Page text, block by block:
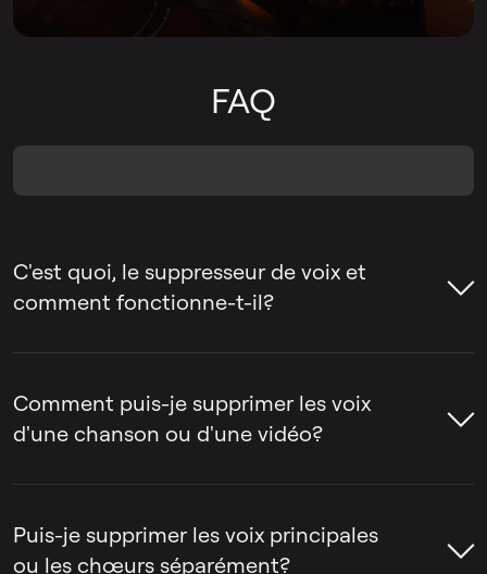
FAQ
C'est quoi, le suppresseur de voix et
comment fonctionne-t-il?
à supprimer la voix d'une chanson ou à
séparer la voix de l'instrumental. Les gens
pistes pour le remixage, le montage et la
Comment puis-je supprimer les voix
d'une chanson ou d'une vidéo?
être utilisé pour supprimer la voix d'une
chanson ou d'une vidéo en quelques
Puis-je supprimer les voix principales
ou les chœurs séparément?